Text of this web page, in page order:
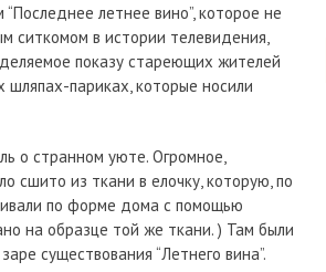
летнее вино”, которое не
ситкомом в истории телевидения,
показу стареющих жителей
париках, которые носили
о странном уюте. Огромное,
сшито из ткани в елочку, которую, по
по форме дома с помощью
на образце той же ткани. ) Там были
существования “Летнего вина”.